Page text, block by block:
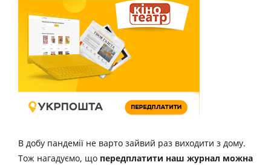
В добу пандемії не варто зайвий раз виходити з дому.
Тож нагадуємо, що передплатити наш журнал можна